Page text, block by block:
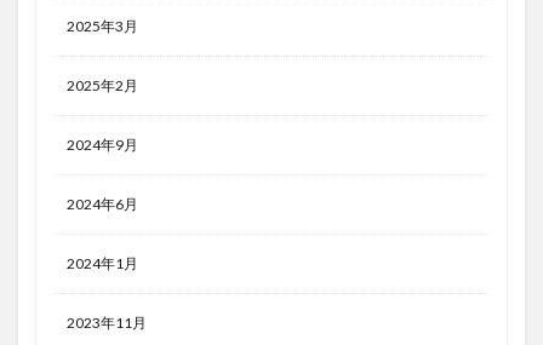
2025年3月
2025年2月
2024年9月
2024年6月
2024年1月
2023年11月